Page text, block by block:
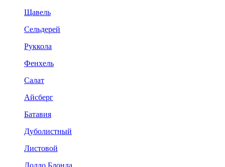
Щавель
Сельдерей
Руккола
Фенхель
Салат
Айсберг
Батавия
Дуболистный
Листовой
Лолло Блонда